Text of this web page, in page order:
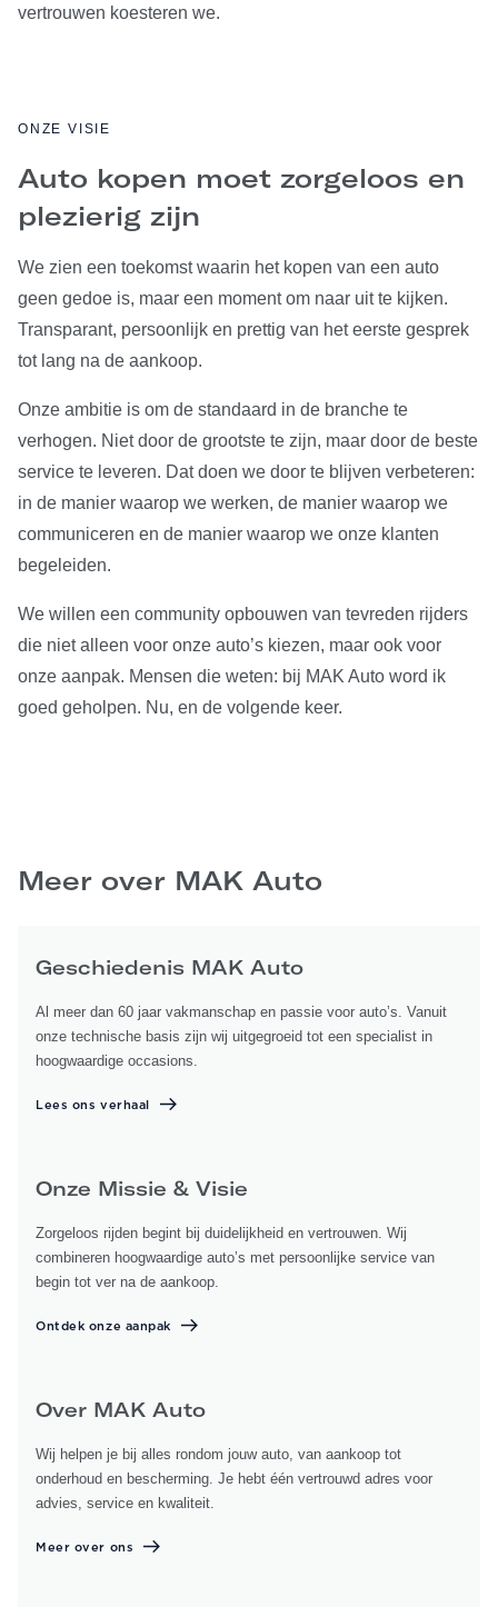
vertrouwen koesteren we.
ONZE VISIE
Auto kopen moet zorgeloos en
plezierig zijn
We zien een toekomst waarin het kopen van een auto
geen gedoe is, maar een moment om naar uit te kijken.
Transparant, persoonlijk en prettig van het eerste gesprek
tot lang na de aankoop.
Onze ambitie is om de standaard in de branche te
verhogen. Niet door de grootste te zijn, maar door de beste
service te leveren. Dat doen we door te blijven verbeteren:
in de manier waarop we werken, de manier waarop we
communiceren en de manier waarop we onze klanten
begeleiden.
We willen een community opbouwen van tevreden rijders
die niet alleen voor onze auto’s kiezen, maar ook voor
onze aanpak. Mensen die weten: bij MAK Auto word ik
goed geholpen. Nu, en de volgende keer.
Meer over MAK Auto
Geschiedenis MAK Auto
Al meer dan 60 jaar vakmanschap en passie voor auto’s. Vanuit
onze technische basis zijn wij uitgegroeid tot een specialist in
hoogwaardige occasions.
Lees ons verhaal
Onze Missie & Visie
Zorgeloos rijden begint bij duidelijkheid en vertrouwen. Wij
combineren hoogwaardige auto’s met persoonlijke service van
begin tot ver na de aankoop.
Ontdek onze aanpak
Over MAK Auto
Wij helpen je bij alles rondom jouw auto, van aankoop tot
onderhoud en bescherming. Je hebt één vertrouwd adres voor
advies, service en kwaliteit.
Meer over ons